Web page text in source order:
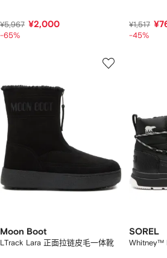
¥5,967 ¥2,000
-65%
¥1,517
-45%
Moon Boot
LTrack Lara 正面拉链皮毛一体靴
SOREL
Whitney™